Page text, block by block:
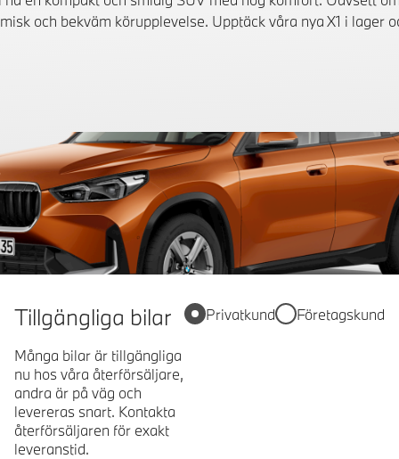
och bekväm körupplevelse. Upptäck våra nya X1 i lager
Tillgängliga bilar
Många bilar är tillgängliga
nu hos våra återförsäljare,
andra är på väg och
levereras snart. Kontakta
återförsäljaren för exakt
leveranstid.
Privatkund Företagskund